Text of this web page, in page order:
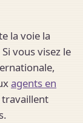
la voie la
vous visez le
agents en
travaillent